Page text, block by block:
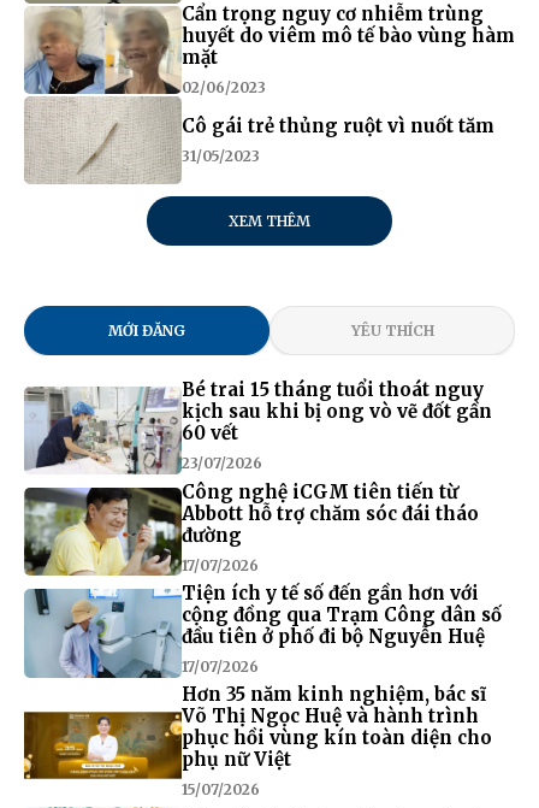
Cẩn trọng nguy cơ nhiễm trùng
huyết do viêm mô tế bào vùng hàm
mặt
02/06/2023
Cô gái trẻ thủng ruột vì nuốt tăm
31/05/2023
XEM THÊM
MỚI ĐĂNG YÊU THÍCH
Bé trai 15 tháng tuổi thoát nguy
kịch sau khi bị ong vò vẽ đốt gần
60 vết
23/07/2026
Công nghệ iCGM tiên tiến từ
Abbott hỗ trợ chăm sóc đái tháo
đường
17/07/2026
Tiện ích y tế số đến gần hơn với
cộng đồng qua Trạm Công dân số
đầu tiên ở phố đi bộ Nguyễn Huệ
17/07/2026
Hơn 35 năm kinh nghiệm, bác sĩ
Võ Thị Ngọc Huệ và hành trình
phục hồi vùng kín toàn diện cho
phụ nữ Việt
15/07/2026